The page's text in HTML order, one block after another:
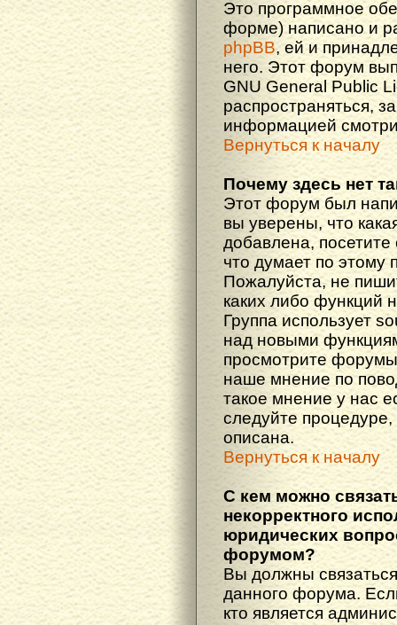
Это программное
форме) написано и
phpBB, ей и
него. Этот форум
GNU General Public
распространяться,
информацией
Вернуться к началу
Почему здесь нет
Этот форум был
вы уверены, что
добавлена,
что думает по этому
Пожалуйста, не
каких либо функций
Группа использует
над новыми
просмотрите
наше мнение по
такое мнение у нас
следуйте процедуре,
описана.
Вернуться к началу
С кем можно
некорректного
юридических
форумом?
Вы должны
данного форума.
кто является